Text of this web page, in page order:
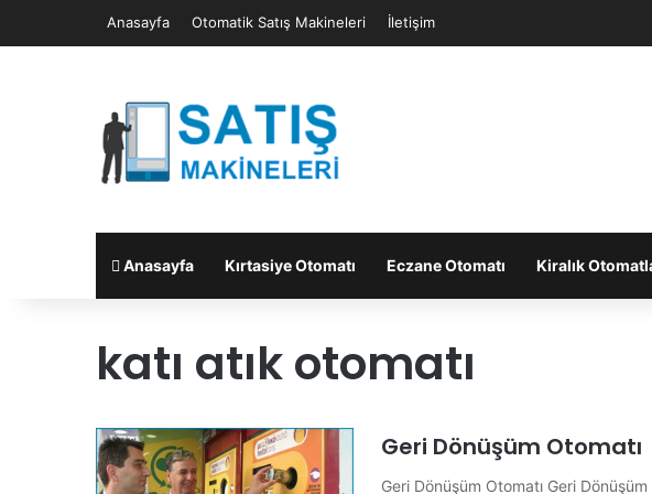
Anasayfa Otomatik Satış Makineleri İletişim
Anasayfa Kırtasiye Otomatı Eczane Otomatı Kiralık
katı atık otomatı
Geri Dönüşüm Otomatı
Geri Dönüşüm Otomatı Geri